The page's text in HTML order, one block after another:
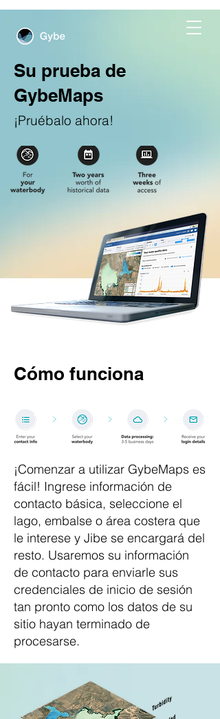
Su prueba de
GybeMaps
¡Pruébalo ahora!
Cómo funciona
¡Comenzar a utilizar GybeMaps es
fácil! Ingrese información de
contacto básica, seleccione el
lago, embalse o área costera que
le interese y Jibe se encargará del
resto. Usaremos su información
de contacto para enviarle sus
credenciales de inicio de sesión
tan pronto como los datos de su
sitio hayan terminado de
procesarse.